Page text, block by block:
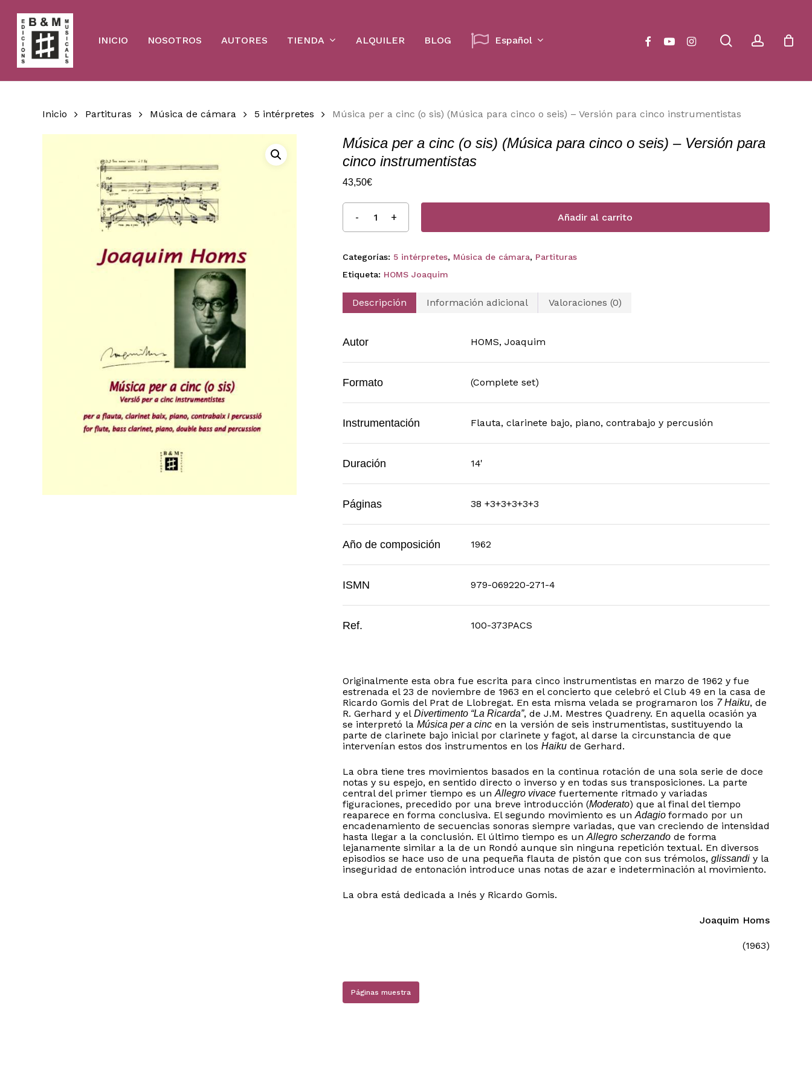
main
content
INICIO NOSOTROS AUTORES TIENDA ALQUILER BLOG Español searchaccount
facebookyoutubeinstagram Cart
No hay productos en el carrito.
Inicio Partituras Música de cámara 5 intérpretes Música per a cinc (o sis) (Música para cinco o seis) – Versión para cinco instrumentistas
Música per a cinc (o sis) (Música para cinco o seis) – Versión para
cinco instrumentistas
43,50€
Añadir al carrito
Categorías: 5 intérpretes, Música de cámara, Partituras
Etiqueta: HOMS Joaquim
Descripción Información adicional Valoraciones (0)
Autor HOMS, Joaquim
Formato (Complete set)
Instrumentación Flauta, clarinete bajo, piano, contrabajo y percusión
Duración 14'
Páginas 38 +3+3+3+3+3
Año de composición 1962
ISMN 979-069220-271-4
Ref. 100-373PACS
Originalmente esta obra fue escrita para cinco instrumentistas en marzo de 1962 y fue
estrenada el 23 de noviembre de 1963 en el concierto que celebró el Club 49 en la casa de
Ricardo Gomis del Prat de Llobregat. En esta misma velada se programaron los 7 Haiku, de
R. Gerhard y el Divertimento “La Ricarda”, de J.M. Mestres Quadreny. En aquella ocasión ya
se interpretó la Música per a cincen la versión de seis instrumentistas, sustituyendo la
parte de clarinete bajo inicial por clarinete y fagot, al darse la circunstancia de que
intervenían estos dos instrumentos en los Haikude Gerhard.
La obra tiene tres movimientos basados en la continua rotación de una sola serie de doce
notas y su espejo, en sentido directo o inverso y en todas sus transposiciones. La parte
central del primer tiempo es un Allegro vivacefuertemente ritmado y variadas
figuraciones, precedido por una breve introducción (Moderato) que al final del tiempo
reaparece en forma conclusiva. El segundo movimiento es un Adagio formado por un
encadenamiento de secuencias sonoras siempre variadas, que van creciendo de intensidad
hasta llegar a la conclusión. El último tiempo es un Allegro scherzandode forma
lejanamente similar a la de un Rondó aunque sin ninguna repetición textual. En diversos
episodios se hace uso de una pequeña flauta de pistón que con sus trémolos, glissandiy la
inseguridad de entonación introduce unas notas de azar e indeterminación al movimiento.
La obra está dedicada a Inés y Ricardo Gomis.
Joaquim Homs
(1963)
Páginas muestra